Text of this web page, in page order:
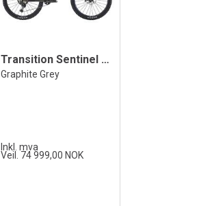
Transition Sentinel Carbon XT, Grey
Graphite Grey
Inkl. mva
Veil. 74 999,00 NOK